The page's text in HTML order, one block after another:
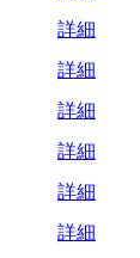
詳細
詳細
詳細
詳細
詳細
詳細